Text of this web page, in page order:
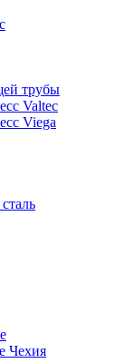
трубы
Valtec
Viega
Чехия